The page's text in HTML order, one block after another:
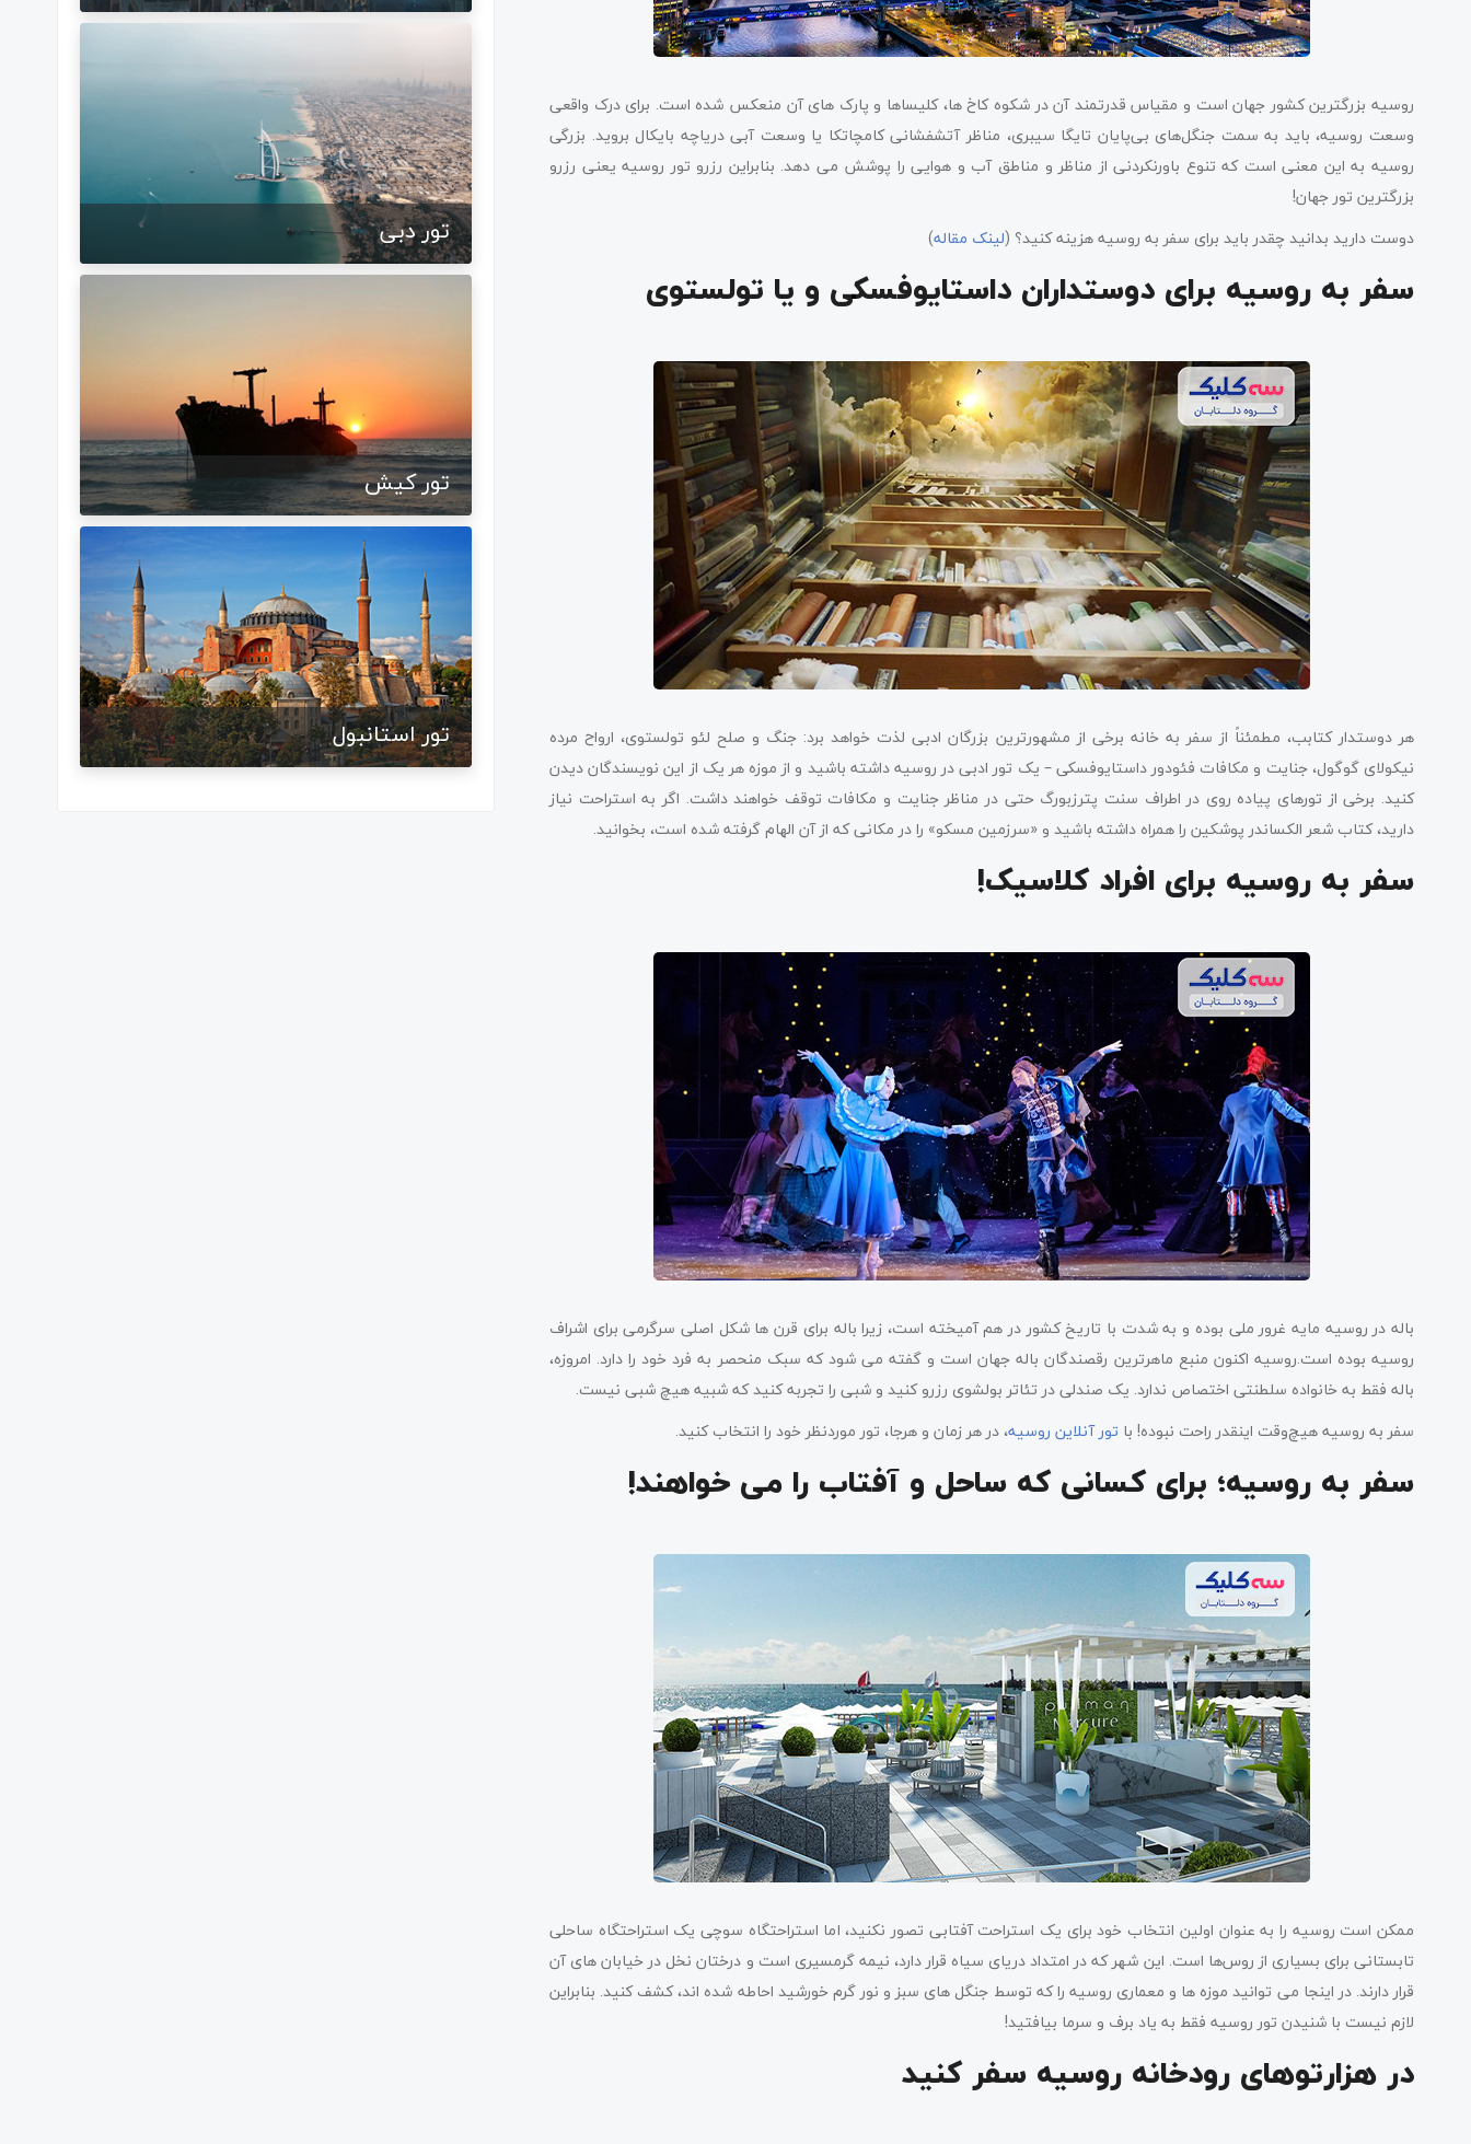
روسیه بزرگترین کشور جهان است و مقیاس قدرتمند آن در شکوه کاخ ها، کلیساها و پارک های آن منعکس شده است. برای درک واقعی
وسعت روسیه، باید به سمت جنگل‌های بی‌پایان تایگا سیبری، مناظر آتشفشانی کامچاتکا یا وسعت آبی دریاچه بایکال بروید. بزرگی
روسیه به این معنی است که تنوع باورنکردنی از مناظر و مناطق آب و هوایی را پوشش می دهد. بنابراین رزرو تور روسیه یعنی رزرو
بزرگترین تور جهان!
دوست دارید بدانید چقدر باید برای سفر به روسیه هزینه کنید؟ (لینک مقاله)
سفر به روسیه برای دوستداران داستایوفسکی و یا تولستوی
هر دوستدار کتابب، مطمئناً از سفر به خانه برخی از مشهورترین بزرگان ادبی لذت خواهد برد: جنگ و صلح لئو تولستوی، ارواح مرده
نیکولای گوگول، جنایت و مکافات فئودور داستایوفسکی – یک تور ادبی در روسیه داشته باشید و از موزه هر یک از این نویسندگان دیدن
کنید. برخی از تورهای پیاده روی در اطراف سنت پترزبورگ حتی در مناظر جنایت و مکافات توقف خواهند داشت. اگر به استراحت نیاز
دارید، کتاب شعر الکساندر پوشکین را همراه داشته باشید و «سرزمین مسکو» را در مکانی که از آن الهام گرفته شده است، بخوانید.
سفر به روسیه برای افراد کلاسیک!
باله در روسیه مایه غرور ملی بوده و به شدت با تاریخ کشور در هم آمیخته است، زیرا باله برای قرن ها شکل اصلی سرگرمی برای اشراف
روسیه بوده است.روسیه اکنون منبع ماهرترین رقصندگان باله جهان است و گفته می شود که سبک منحصر به فرد خود را دارد. امروزه،
باله فقط به خانواده سلطنتی اختصاص ندارد. یک صندلی در تئاتر بولشوی رزرو کنید و شبی را تجربه کنید که شبیه هیچ شبی نیست.
سفر به روسیه هیچ‌وقت اینقدر راحت نبوده! با تور آنلاین روسیه، در هر زمان و هرجا، تور موردنظر خود را انتخاب کنید.
سفر به روسیه؛ برای کسانی که ساحل و آفتاب را می خواهند!
ممکن است روسیه را به عنوان اولین انتخاب خود برای یک استراحت آفتابی تصور نکنید، اما استراحتگاه سوچی یک استراحتگاه ساحلی
تابستانی برای بسیاری از روس‌ها است. این شهر که در امتداد دریای سیاه قرار دارد، نیمه گرمسیری است و درختان نخل در خیابان های آن
قرار دارند. در اینجا می توانید موزه ها و معماری روسیه را که توسط جنگل های سبز و نور گرم خورشید احاطه شده اند، کشف کنید. بنابراین
لازم نیست با شنیدن تور روسیه فقط به یاد برف و سرما بیافتید!
در هزارتوهای رودخانه روسیه سفر کنید
تور دبی
تور کیش
تور استانبول